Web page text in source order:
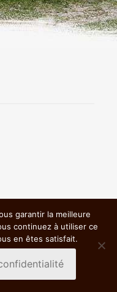
| Mentions légales &
|
garantir la meilleure
continuez à utiliser ce
en êtes satisfait.